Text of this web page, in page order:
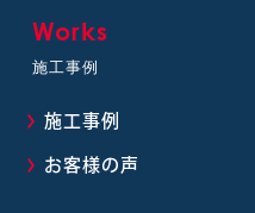
Works
施工事例
施工事例
お客様の声